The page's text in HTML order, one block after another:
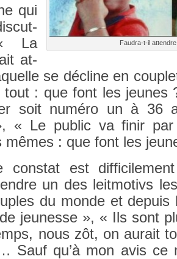
Faudra-t-il
qui
La
at­
se décline en
tout : que font les jeunes
soit numéro un à 36
« Le pub­lic va finir
mêmes : que font les
con­stat est
un des leit­motivs
du monde et
jeunes­se », « Ils sont
nous zôt, on aurait
Sauf qu’à mon avis ce